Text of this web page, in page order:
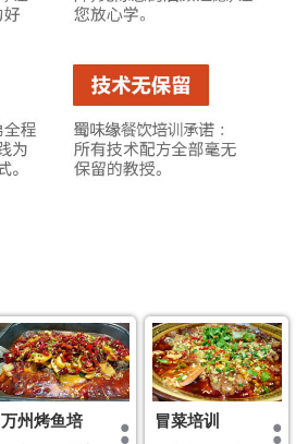
万州烤鱼培 冒菜培训